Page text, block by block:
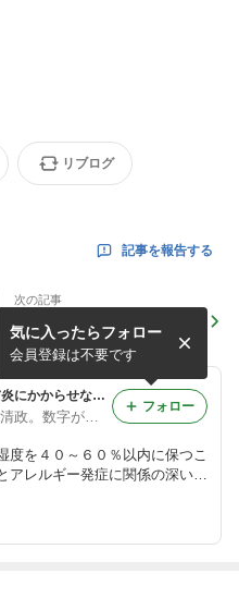
リブログ
記事を報告する
次の記事
赤ちゃんにアトピー性皮膚炎にかからせない。アレルギーマーチを抑える家づくり
度を４０～６０％以内に保つこ
アレルギー発症に関係の深いカ
が減れば病状は大きく改善・回
内温度」を加えること。
気に入ったらフォロー
会員登録は不要です
フォロー